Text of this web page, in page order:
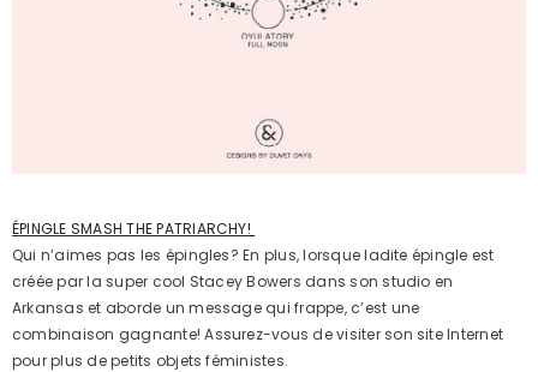
ÉPINGLE SMASH THE PATRIARCHY!
Qui n’aimes pas les épingles? En plus, lorsque ladite épingle est
créée par la super cool Stacey Bowers dans son studio en
Arkansas et aborde un message qui frappe, c’est une
combinaison gagnante! Assurez-vous de visiter son site Internet
pour plus de petits objets féministes.